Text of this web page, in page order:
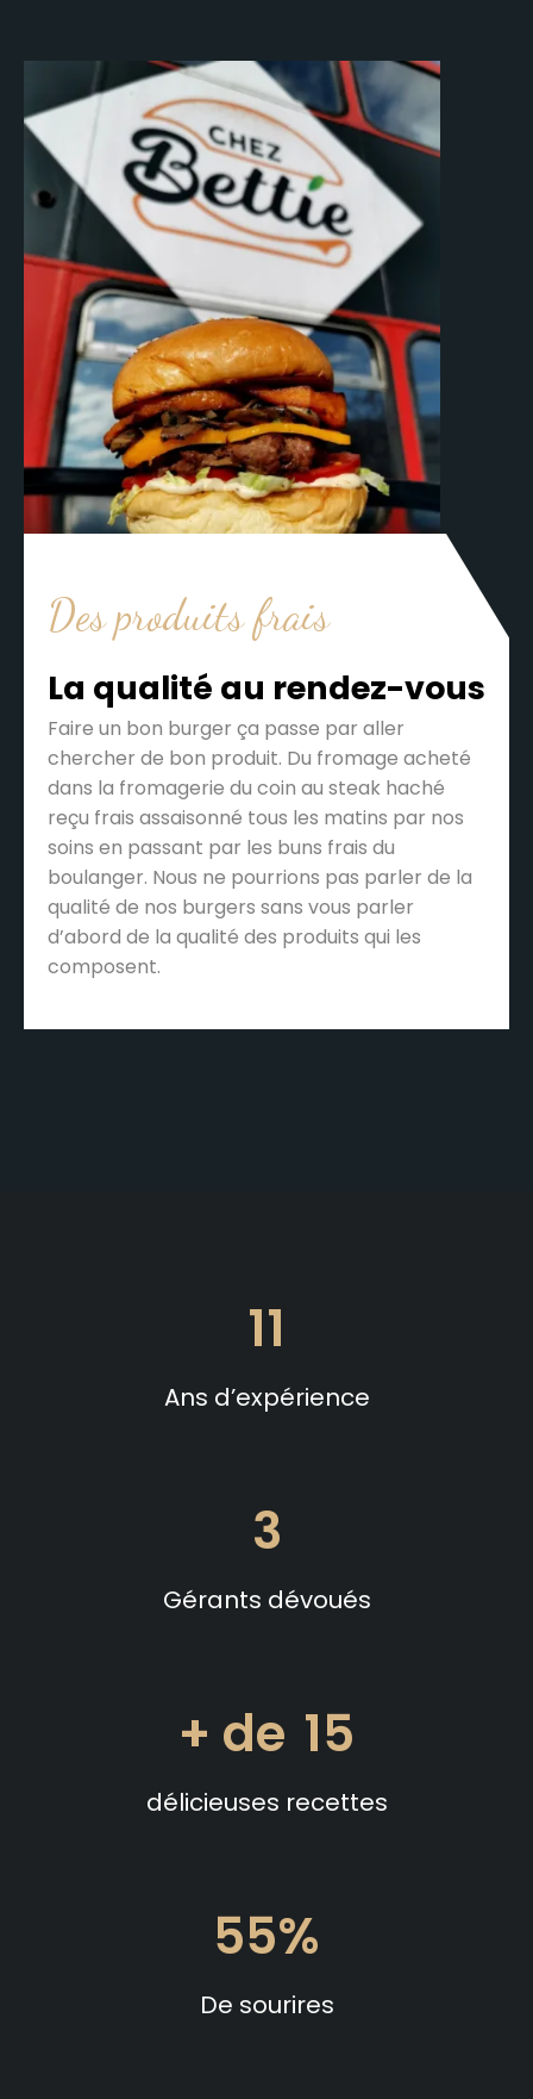
Des produits frais
La qualité au rendez-vous
Faire un bon burger ça passe par aller
chercher de bon produit. Du fromage acheté
dans la fromagerie du coin au steak haché
reçu frais assaisonné tous les matins par nos
soins en passant par les buns frais du
boulanger. Nous ne pourrions pas parler de la
qualité de nos burgers sans vous parler
d’abord de la qualité des produits qui les
composent.
11
Ans d’expérience
3
Gérants dévoués
15
délicieuses recettes
88
De sourires